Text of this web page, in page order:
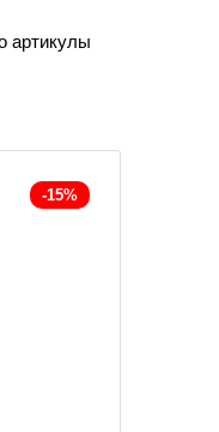
артикулы
-15%